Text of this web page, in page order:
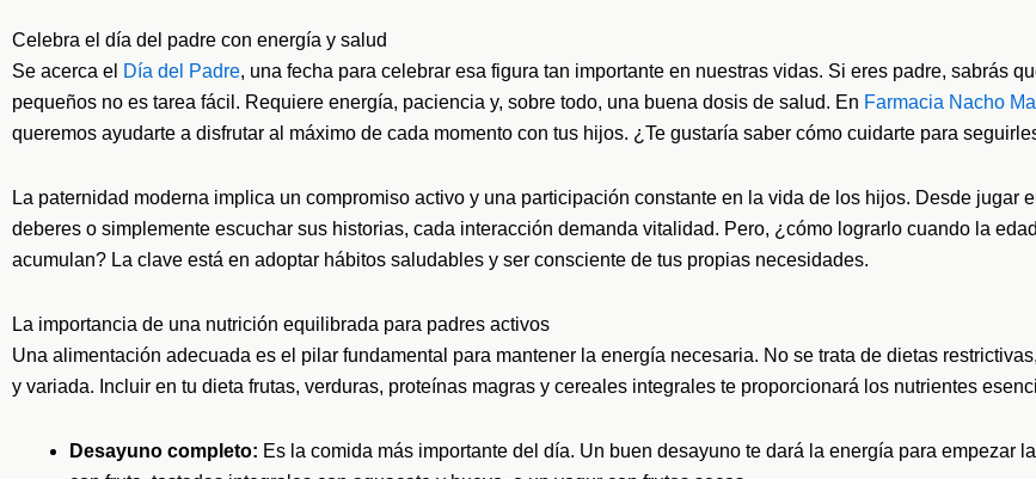
Celebra el día del padre con energía y salud
Se acerca el Día del Padre, una fecha para celebrar esa figura tan importante en nuestras vidas. Si eres padre, sabrás
pequeños no es tarea fácil. Requiere energía, paciencia y, sobre todo, una buena dosis de salud. En Farmacia Nacho
queremos ayudarte a disfrutar al máximo de cada momento con tus hijos. ¿Te gustaría saber cómo cuidarte para
La paternidad moderna implica un compromiso activo y una participación constante en la vida de los hijos. Desde jugar
deberes o simplemente escuchar sus historias, cada interacción demanda vitalidad. Pero, ¿cómo lograrlo cuando la
acumulan? La clave está en adoptar hábitos saludables y ser consciente de tus propias necesidades.
La importancia de una nutrición equilibrada para padres activos
Una alimentación adecuada es el pilar fundamental para mantener la energía necesaria. No se trata de dietas
y variada. Incluir en tu dieta frutas, verduras, proteínas magras y cereales integrales te proporcionará los nutrientes
Desayuno completo: Es la comida más importante del día. Un buen desayuno te dará la energía para empezar